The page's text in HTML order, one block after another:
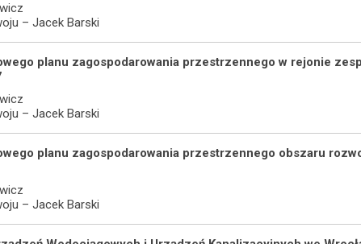
– Jacek Barski
planu zagospodarowania przestrzennego w rejonie
– Jacek Barski
planu zagospodarowania przestrzennego obszaru
– Jacek Barski